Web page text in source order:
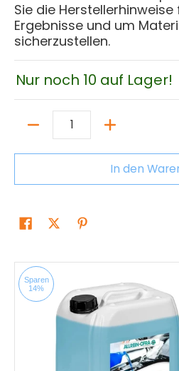
Sie die
Ergebnisse und um
sicherzustellen.
Nur noch 10 auf Lager!
Menge
In den
Sparen
14%